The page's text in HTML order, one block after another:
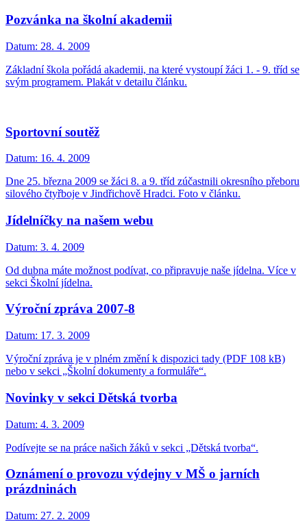
Pozvánka na školní akademii
Datum: 28. 4. 2009
Základní škola pořádá akademii, na které vystoupí žáci 1. - 9. tříd se
svým programem. Plakát v detailu článku.
Sportovní soutěž
Datum: 16. 4. 2009
Dne 25. března 2009 se žáci 8. a 9. tříd zúčastnili okresního přeboru
silového čtyřboje v Jindřichově Hradci. Foto v článku.
Jídelníčky na našem webu
Datum: 3. 4. 2009
Od dubna máte možnost podívat, co připravuje naše jídelna. Více v
sekci Školní jídelna.
Výroční zpráva 2007-8
Datum: 17. 3. 2009
Výroční zpráva je v plném změní k dispozici tady (PDF 108 kB)
nebo v sekci „Školní dokumenty a formuláře“.
Novinky v sekci Dětská tvorba
Datum: 4. 3. 2009
Podívejte se na práce našich žáků v sekci „Dětská tvorba“.
Oznámení o provozu výdejny v MŠ o jarních
prázdninách
Datum: 27. 2. 2009